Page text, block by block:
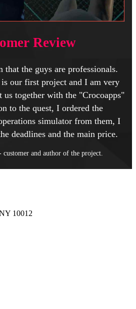
Review
that the guys are professionals.
our first project and I am very
us together with the "Crocoapps"
to the quest, I ordered the
simulator from them, I
deadlines and the main price.
and author of the project.
10012